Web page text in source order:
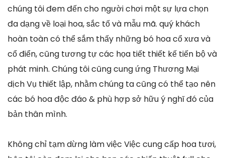
chúng tôi đem đến cho người chơi một sự lựa chọn
đa dạng về loại hoa, sắc tố và mẫu mã. quý khách
hoàn toàn có thể sắm thấy những bó hoa cổ xưa và
cổ điển, cũng tương tự các họa tiết thiết kế tiến bộ và
phát minh. Chúng tôi cũng cung ứng Thương Mại
dịch Vụ thiết lập, nhằm chúng ta cũng có thể tạo nên
các bó hoa độc đáo & phù hợp sở hữu ý nghĩ đó của
bản thân mình.
Không chỉ tạm dừng làm việc Việc cung cấp hoa tươi,